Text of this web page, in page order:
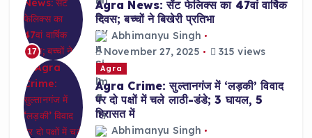
17
Agra News: सेंट फेलिक्स का 47वां वार्षिक
दिवस; बच्चों ने बिखेरी प्रतिभा
Abhimanyu Singh
November 27, 2025
315 views
Agra
Agra Crime: सुल्तानगंज में ‘लड़की’ विवाद
पर दो पक्षों में चले लाठी-डंडे; 3 घायल, 5
हिरासत में
Abhimanyu Singh